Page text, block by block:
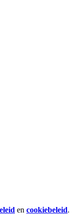
en cookiebeleid.